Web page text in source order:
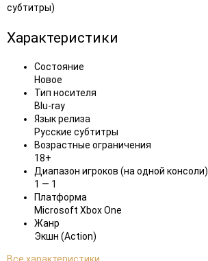
избранное
Характеристики
Состояние
Новое
Тип носителя
Blu-ray
Язык релиза
Русские субтитры
Возрастные ограничения
18+
Диапазон игроков (на одной консоли)
1 — 1
Платформа
Microsoft Xbox One
Жанр
Экшн (Action)
Все характеристики